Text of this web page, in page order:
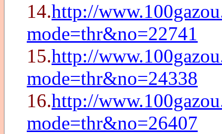
14.http://
mode=thr&no=22741
15.http://
mode=thr&no=24338
16.http://
mode=thr&no=26407